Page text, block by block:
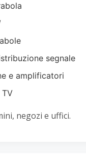
segnale
e amplificatori
negozi e uffici.